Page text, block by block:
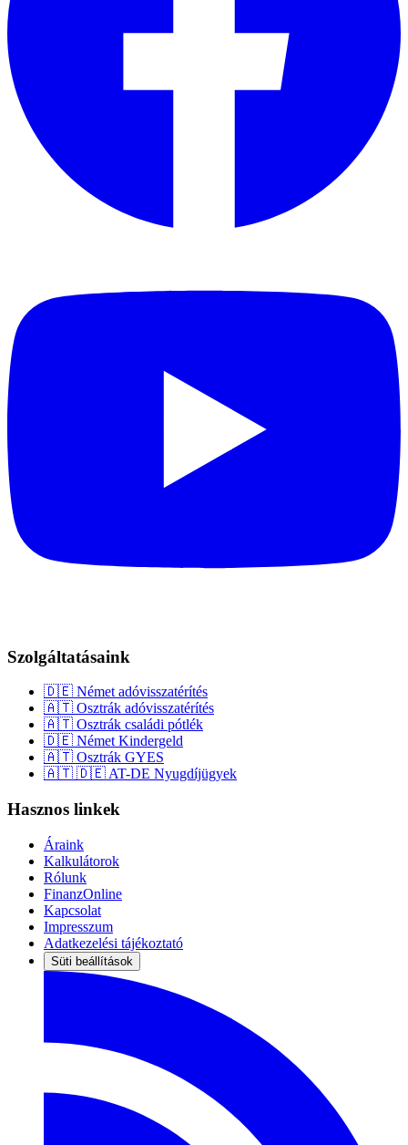
Szolgáltatásaink
🇩🇪 Német adóvisszatérítés
🇦🇹 Osztrák adóvisszatérítés
🇦🇹 Osztrák családi pótlék
🇩🇪 Német Kindergeld
🇦🇹 Osztrák GYES
🇦🇹 🇩🇪 AT-DE Nyugdíjügyek
Hasznos linkek
Áraink
Kalkulátorok
Rólunk
FinanzOnline
Kapcsolat
Impresszum
Adatkezelési tájékoztató
Süti beállítások